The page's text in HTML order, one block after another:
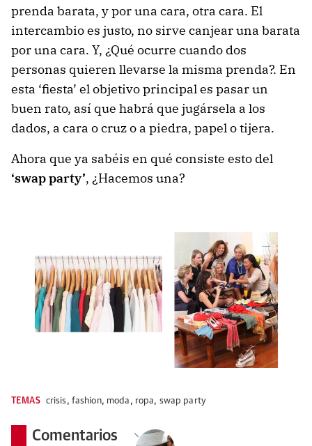
prenda barata, y por una cara, otra cara. El
intercambio es justo, no sirve canjear una barata
por una cara. Y, ¿Qué ocurre cuando dos
personas quieren llevarse la misma prenda?. En
esta ‘fiesta’ el objetivo principal es pasar un
buen rato, así que habrá que jugársela a los
dados, a cara o cruz o a piedra, papel o tijera.
Ahora que ya sabéis en qué consiste esto del
‘swap party’, ¿Hacemos una?
TEMAS crisis, fashion, moda , ropa, swap party
Comentarios